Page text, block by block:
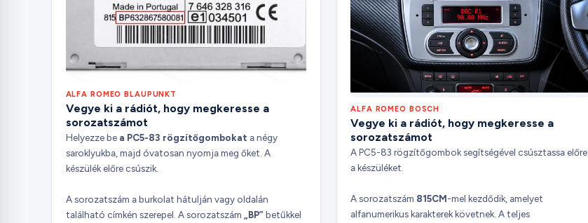
ALFA ROMEO BLAUPUNKT
Vegye ki a rádiót, hogy megkeresse a
sorozatszámot
Helyezze be a PC5-83 rögzítőgombokat a négy
saroklyukba, majd óvatosan nyomja meg őket. A
készülék előre csúszik.
A sorozatszám a burkolat hátulján vagy oldalán
található címkén szerepel. A sorozatszám
„BP”betűkkel
ALFA ROMEO BOSCH
Vegye ki a rádiót, hogy megkeresse a
sorozatszámot
A PC5-83 rögzítőgombok segítségével csúsztassa előre
a készüléket.
A sorozatszám 815CM-mel kezdődik, amelyet
alfanumerikus karakterek követnek. A teljes